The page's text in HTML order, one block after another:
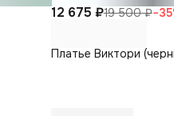
12 675 ₽19 500 ₽−35
Платье Виктори